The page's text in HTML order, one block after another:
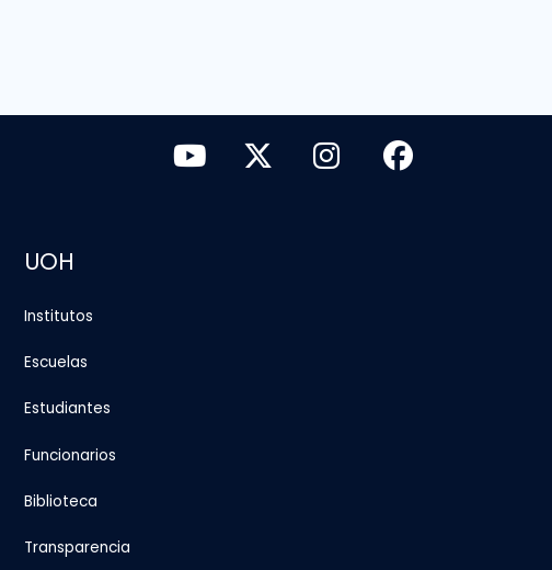
UOH
Institutos
Escuelas
Estudiantes
Funcionarios
Biblioteca
Transparencia